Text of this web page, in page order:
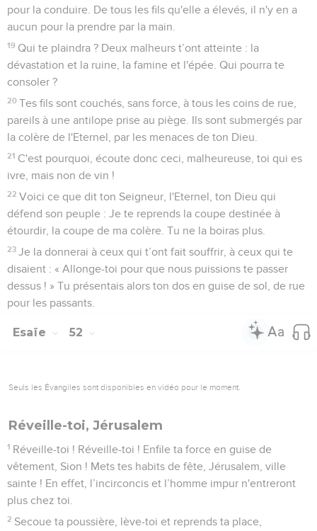
pour la conduire. De tous les fils qu'elle a élevés, il n'y en a
aucun pour la prendre par la main.
19 Qui te plaindra ? Deux malheurs t’ont atteinte : la
dévastation et la ruine, la famine et l'épée. Qui pourra te
consoler ?
20 Tes fils sont couchés, sans force, à tous les coins de rue,
pareils à une antilope prise au piège. Ils sont submergés par
la colère de l'Eternel, par les menaces de ton Dieu.
21 C'est pourquoi, écoute donc ceci, malheureuse, toi qui es
ivre, mais non de vin !
22 Voici ce que dit ton Seigneur, l'Eternel, ton Dieu qui
défend son peuple : Je te reprends la coupe destinée à
étourdir, la coupe de ma colère. Tu ne la boiras plus.
23 Je la donnerai à ceux qui t’ont fait souffrir, à ceux qui te
disaient : « Allonge-toi pour que nous puissions te passer
dessus ! » Tu présentais alors ton dos en guise de sol, de rue
pour les passants.
Esaïe 52
Seuls les Évangiles sont disponibles en vidéo pour le moment.
Réveille-toi, Jérusalem
1 Réveille-toi ! Réveille-toi ! Enfile ta force en guise de
vêtement, Sion ! Mets tes habits de fête, Jérusalem, ville
sainte ! En effet, l’incirconcis et l’homme impur n'entreront
plus chez toi.
2 Secoue ta poussière, lève-toi et reprends ta place,